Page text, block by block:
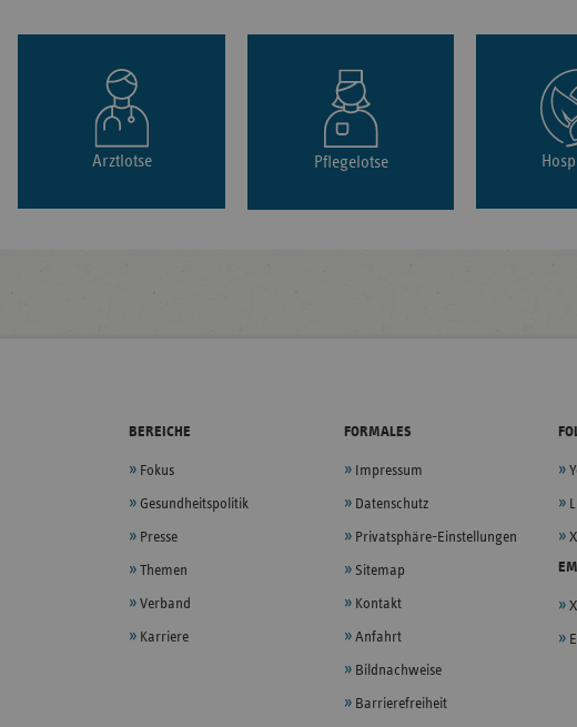
Arztlotse Pflegelotse
BEREICHE
Fokus
Gesundheitspolitik
Presse
Themen
Verband
Karriere
FORMALES
Impressum
Datenschutz
Privatsphäre-Einstellungen
Sitemap
Kontakt
Anfahrt
Bildnachweise
Barrierefreiheit
X